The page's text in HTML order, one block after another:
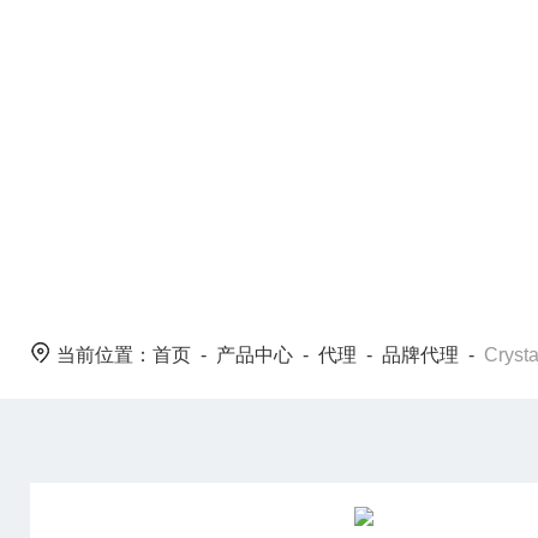
当前位置： 首页 - 产品中心 - 代理 - 品牌代理 -